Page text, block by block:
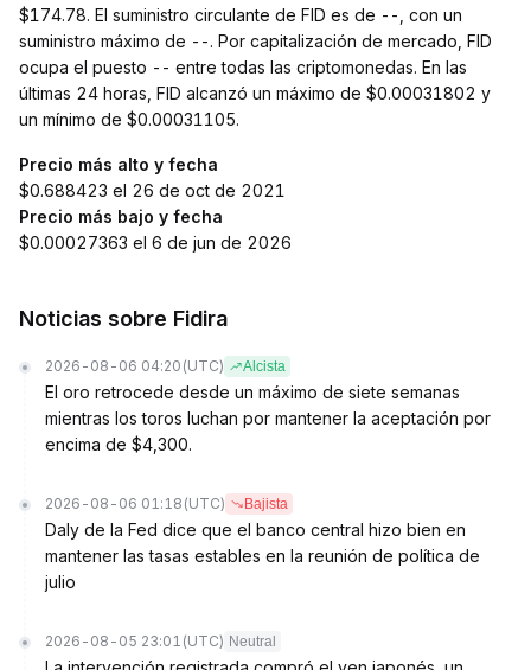
$174.78. El suministro circulante de FID es de --, con un
suministro máximo de --. Por capitalización de mercado, FID
ocupa el puesto -- entre todas las criptomonedas. En las
últimas 24 horas, FID alcanzó un máximo de $0.00031802 y
un mínimo de $0.00031105.
Precio más alto y fecha
$0.688423 el 26 de oct de 2021
Precio más bajo y fecha
$0.00027363 el 6 de jun de 2026
Noticias sobre Fidira
2026-08-06 04:20 (UTC) Alcista
El oro retrocede desde un máximo de siete semanas
mientras los toros luchan por mantener la aceptación por
encima de $4,300.
2026-08-06 01:18 (UTC) Bajista
Daly de la Fed dice que el banco central hizo bien en
mantener las tasas estables en la reunión de política de
julio
2026-08-05 23:01 (UTC) Neutral